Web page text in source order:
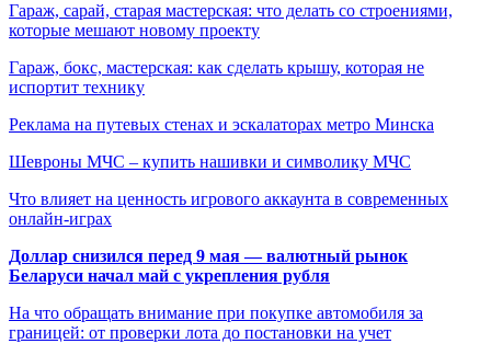
Гараж, сарай, старая мастерская: что делать со строениями,
которые мешают новому проекту
Гараж, бокс, мастерская: как сделать крышу, которая не
испортит технику
Реклама на путевых стенах и эскалаторах метро Минска
Шевроны МЧС – купить нашивки и символику МЧС
Что влияет на ценность игрового аккаунта в современных
онлайн-играх
Доллар снизился перед 9 мая — валютный рынок
Беларуси начал май с укрепления рубля
На что обращать внимание при покупке автомобиля за
границей: от проверки лота до постановки на учет